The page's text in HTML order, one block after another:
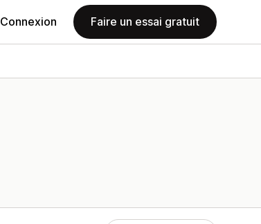
Connexion Faire un essai gratuit